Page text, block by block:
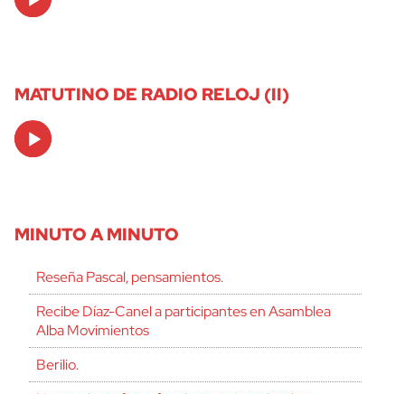
Player
MATUTINO DE RADIO RELOJ (II)
Audio
Player
MINUTO A MINUTO
Reseña Pascal, pensamientos.
Recibe Díaz-Canel a participantes en Asamblea
Alba Movimientos
Berilio.